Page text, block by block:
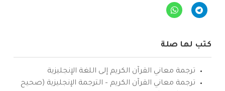
كتب لها صلة
ترجمة معاني القرآن الكريم إلى اللغة الإنجليزية
ترجمة معاني القرآن الكريم – الترجمة الإنجليزية (صحيح